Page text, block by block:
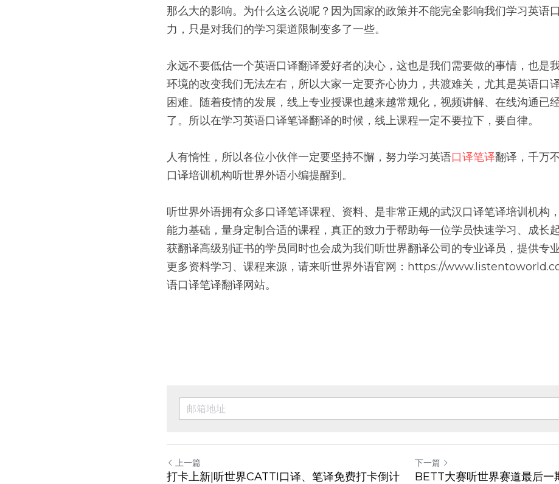
那么大的影响。为什么这么说呢？因为国家的政策并不能完全影响我们学习英语
力，只是对我们的学习渠道限制变多了一些。
永远不要低估一个英语口译翻译爱好者的决心，这也是我们需要做的事情，也是
环境的改变我们无法左右，所以大家一定要齐心协力，共渡难关，尤其是英语口
困难。随着疫情的发展，线上专业授课也越来越常规化，视频讲解、在线沟通已
了。所以在学习英语口译笔译翻译的时候，线上课程一定不要拉下，要自律。
人有惰性，所以各位小伙伴一定要坚持不懈，努力学习英语口译笔译翻译，千万
口译培训机构听世界外语小编提醒到。
听世界外语拥有众多口译笔译课程、资料、是非常正规的武汉口译笔译培训机构
能力基础，量身定制合适的课程，真正的致力于帮助每一位学员快速学习、成长
获翻译高级别证书的学员同时也会成为我们听世界翻译公司的专业译员，提供专
更多资料学习、课程来源，请来听世界外语官网：https://
语口译笔译翻译网站。
上一篇
打卡上新|听世界CATTI口译、笔译免费打卡倒计
下一篇
BETT大赛听世界赛道最后一